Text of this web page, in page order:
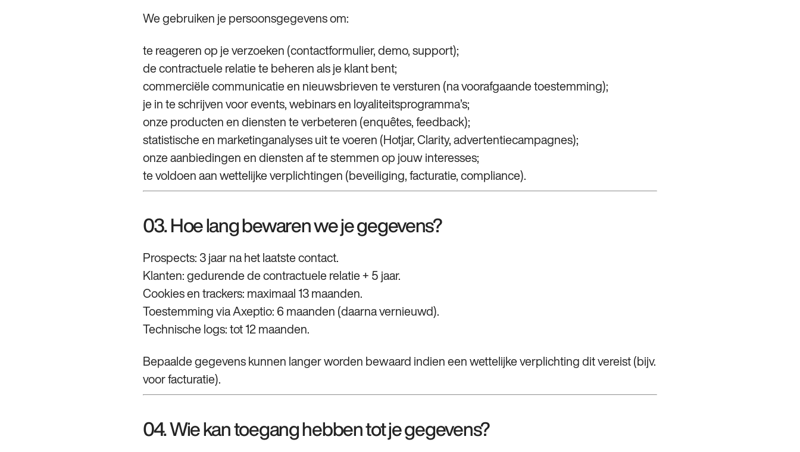
We gebruiken je persoonsgegevens om:
te reageren op je verzoeken (contactformulier, demo, support);
de contractuele relatie te beheren als je klant bent;
commerciële communicatie en nieuwsbrieven te versturen (na voorafgaande toestemming);
je in te schrijven voor events, webinars en loyaliteitsprogramma’s;
onze producten en diensten te verbeteren (enquêtes, feedback);
statistische en marketinganalyses uit te voeren (Hotjar, Clarity, advertentiecampagnes);
onze aanbiedingen en diensten af te stemmen op jouw interesses;
te voldoen aan wettelijke verplichtingen (beveiliging, facturatie, compliance).
03. Hoe lang bewaren we je gegevens?
Prospects: 3 jaar na het laatste contact.
Klanten: gedurende de contractuele relatie + 5 jaar.
Cookies en trackers: maximaal 13 maanden.
Toestemming via Axeptio: 6 maanden (daarna vernieuwd).
Technische logs: tot 12 maanden.
Bepaalde gegevens kunnen langer worden bewaard indien een wettelijke verplichting dit vereist (bijv.
voor facturatie).
04. Wie kan toegang hebben tot je gegevens?